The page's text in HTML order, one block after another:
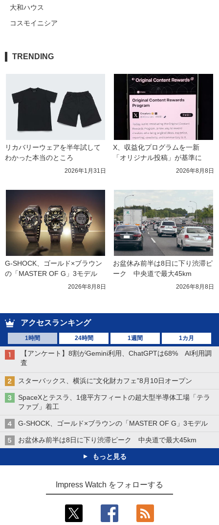
大和ハウス
コスモイニシア
TRENDING
リカバリーウェアを半年試して
わかった本当のところ
2026年1月31日
X、収益化プログラムを一新
「オリジナル投稿」が基準に
2026年8月8日
G-SHOCK、ゴールド×ブラウン
の「MASTER OF G」3モデル
2026年8月8日
お盆休み前半は8日に下り渋滞ピ
ーク　中央道で最大45km
2026年8月8日
アクセスランキング
1時間 24時間 1週間 1カ月
【アンケート】8割がGemini利用、ChatGPTは68% AI利用調
査
スターバックス、横浜に“文化財カフェ”8月10日オープン
SpaceXとテスラ、1億平方フィートの超大型半導体工場「テラ
ファブ」着工
G-SHOCK、ゴールド×ブラウンの「MASTER OF G」3モデル
お盆休み前半は8日に下り渋滞ピーク 中央道で最大45km
もっと見る
Impress Watch をフォローする